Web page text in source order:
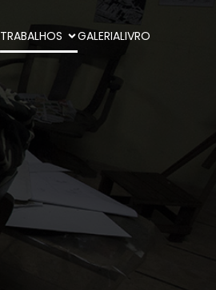
TRABALHOS GALERIALIVRO